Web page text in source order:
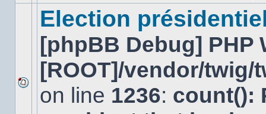
Aucun
nouveau
Election
[phpBB Debug] PHP
[ROOT]/vendor/
on line 1236: count():